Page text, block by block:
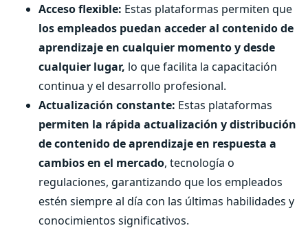
Acceso flexible: Estas plataformas permiten que
los empleados puedan acceder al contenido de
aprendizaje en cualquier momento y desde
cualquier lugar, lo que facilita la capacitación
continua y el desarrollo profesional.
Actualización constante: Estas plataformas
permiten la rápida actualización y distribución
de contenido de aprendizaje en respuesta a
cambios en el mercado, tecnología o
regulaciones, garantizando que los empleados
estén siempre al día con las últimas habilidades y
conocimientos significativos.